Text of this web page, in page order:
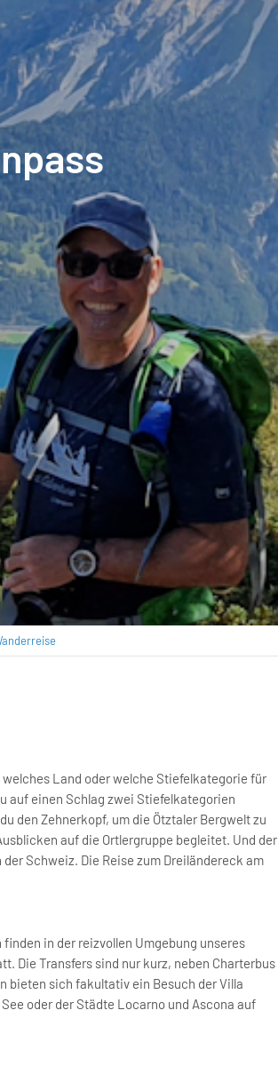
Land oder welche Stiefelkategorie für
auf einen Schlag zwei Stiefelkategorien
den Zehnerkopf, um die Ötztaler Bergwelt zu
auf die Ortlergruppe begleitet. Und der
Schweiz. Die Reise zum Dreiländereck am
in der reizvollen Umgebung unseres
Die Transfers sind nur kurz, neben Charterbus
bieten sich fakultativ ein Besuch der Villa
oder der Städte Locarno und Ascona auf